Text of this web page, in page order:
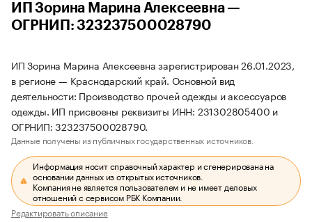
ИП Зорина Марина Алексеевна —
ОГРНИП: 323237500028790
ИП Зорина Марина Алексеевна зарегистрирован 26.01.2023,
в регионе — Краснодарский край. Основной вид
деятельности: Производство прочей одежды и аксессуаров
одежды. ИП присвоены реквизиты ИНН: 231302805400 и
ОГРНИП: 323237500028790.
Данные получены из публичных государственных источников.
Информация носит справочный характер и сгенерирована на
основании данных из открытых источников.
Компания не является пользователем и не имеет деловых
отношений с сервисом РБК Компании.
Редактировать описание